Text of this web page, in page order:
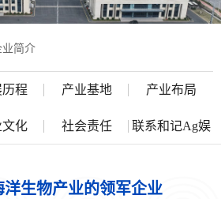
业简介
程 产业基地 产业布局
化 社会责任 联系和记Ag娱
洋生物产业的领军企业